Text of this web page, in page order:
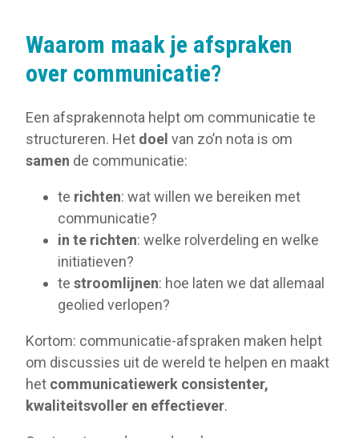
Waarom maak je afspraken
over communicatie?
Een afsprakennota helpt om communicatie te
structureren. Het doel van zo’n nota is om
samen de communicatie:
te richten: wat willen we bereiken met
communicatie?
in te richten: welke rolverdeling en welke
initiatieven?
te stroomlijnen: hoe laten we dat allemaal
geolied verlopen?
Kortom: communicatie-afspraken maken helpt
om discussies uit de wereld te helpen en maakt
het communicatiewerk consistenter,
kwaliteitsvoller en effectiever.